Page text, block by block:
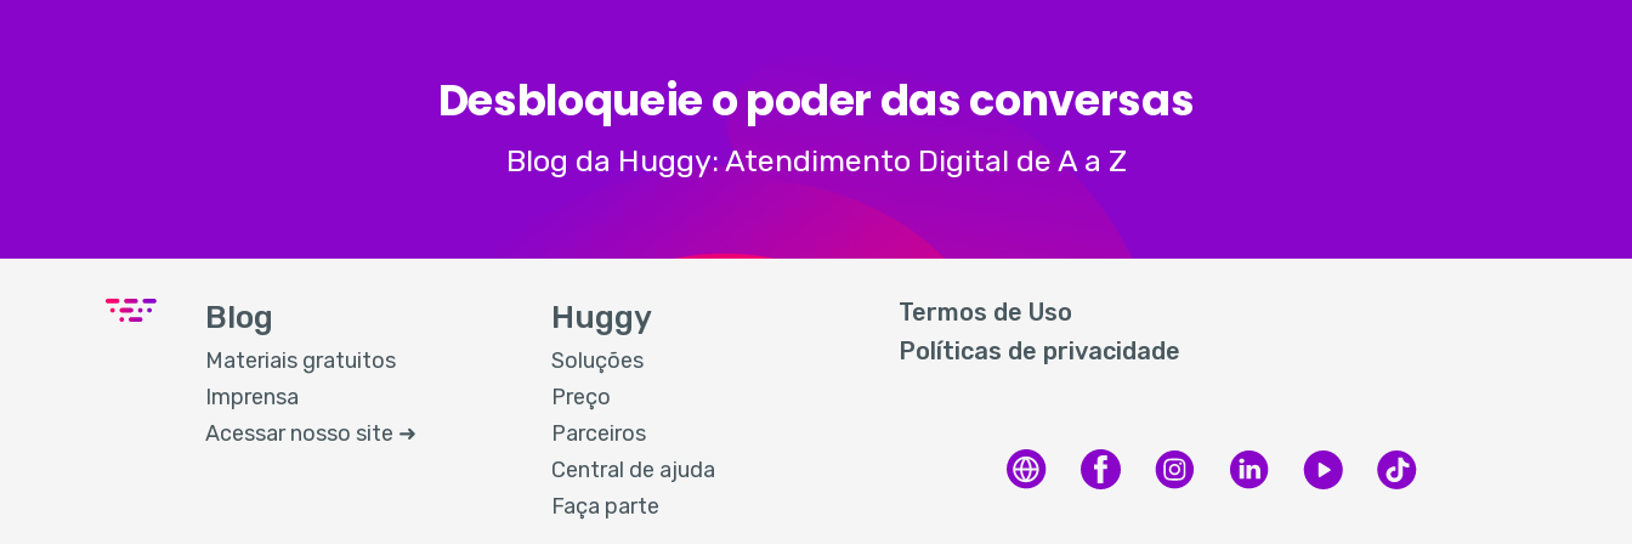
Desbloqueie o poder das conversas
Blog da Huggy: Atendimento Digital de A a Z
Blog
Materiais gratuitos
Imprensa
Acessar nosso site ➜
Huggy
Soluções
Preço
Parceiros
Central de ajuda
Faça parte
Termos de Uso
Políticas de privacidade